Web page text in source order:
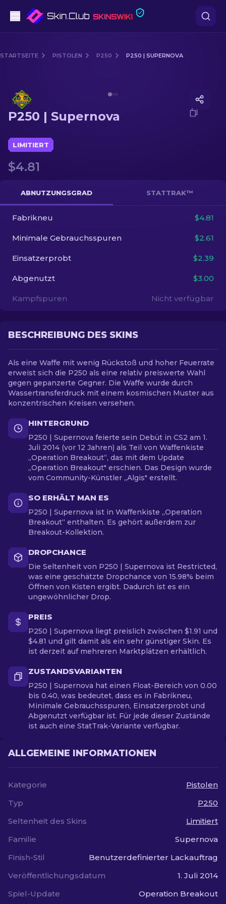
Scharfschützengewehr
Messer
Handschuh
Kisten
Andere
STARTSEITE PISTOLEN P250 P250 | SUPERNOVA
P250 | Supernova
LIMITIERT
$4.81
ABNUTZUNGSGRAD STATTRAK™
Fabrikneu $4.81
Minimale Gebrauchsspuren $2.61
Einsatzerprobt $2.39
Abgenutzt $3.00
Kampfspuren Nicht verfügbar
BESCHREIBUNG DES SKINS
Als eine Waffe mit wenig Rückstoß und hoher Feuerrate
erweist sich die P250 als eine relativ preiswerte Wahl
gegen gepanzerte Gegner. Die Waffe wurde durch
Wassertransferdruck mit einem kosmischen Muster aus
konzentrischen Kreisen versehen.
HINTERGRUND
P250 | Supernova feierte sein Debüt in CS2 am 1.
Juli 2014 (vor 12 Jahren) als Teil von Waffenkiste
„Operation Breakout“, das mit dem Update
„Operation Breakout" erschien. Das Design wurde
vom Community-Künstler „Algis" erstellt.
SO ERHÄLT MAN ES
P250 | Supernova ist in Waffenkiste „Operation
Breakout“ enthalten. Es gehört außerdem zur
Breakout-Kollektion.
DROPCHANCE
Die Seltenheit von P250 | Supernova ist Restricted,
was eine geschätzte Dropchance von 15.98% beim
Öffnen von Kisten ergibt. Dadurch ist es ein
ungewöhnlicher Drop.
PREIS
P250 | Supernova liegt preislich zwischen $1.91 und
$4.81 und gilt damit als ein sehr günstiger Skin. Es
ist derzeit auf mehreren Marktplätzen erhältlich.
ZUSTANDSVARIANTEN
P250 | Supernova hat einen Float-Bereich von 0.00
bis 0.40, was bedeutet, dass es in Fabrikneu,
Minimale Gebrauchsspuren, Einsatzerprobt und
Abgenutzt verfügbar ist. Für jede dieser Zustände
ist auch eine StatTrak-Variante verfügbar.
ALLGEMEINE INFORMATIONEN
Kategorie
Pistolen
Typ
P250
Seltenheit des Skins
Limitiert
Familie
Supernova
Finish-Stil
Benutzerdefinierter Lackauftrag
Veröffentlichungsdatum
1. Juli 2014
Spiel-Update
Operation Breakout